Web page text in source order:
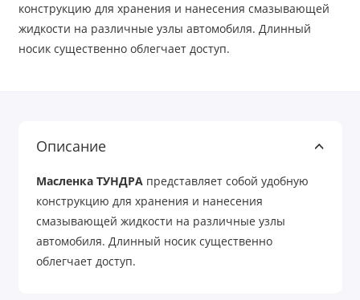
конструкцию для хранения и нанесения смазывающей
жидкости на различные узлы автомобиля. Длинный
носик существенно облегчает доступ.
Описание
Масленка ТУНДРА представляет собой удобную
конструкцию для хранения и нанесения
смазывающей жидкости на различные узлы
автомобиля. Длинный носик существенно
облегчает доступ.